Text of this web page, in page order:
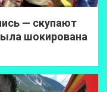
— скупают
шокирована